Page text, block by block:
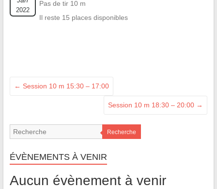
2022
Pas de tir 10 m
Il reste 15 places disponibles
← Session 10 m 15:30 – 17:00
Session 10 m 18:30 – 20:00 →
Recherche
ÉVÈNEMENTS À VENIR
Aucun évènement à venir